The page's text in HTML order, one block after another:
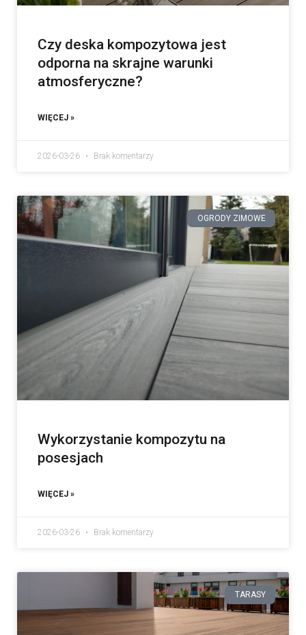
Czy deska kompozytowa jest
odporna na skrajne warunki
atmosferyczne?
WIĘCEJ »
2026-03-26 Brak komentarzy
OGRODY ZIMOWE
Wykorzystanie kompozytu na
posesjach
WIĘCEJ »
2026-03-26 Brak komentarzy
TARASY